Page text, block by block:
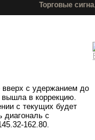
Торговые
вверх с удержанием до
вышла в коррекцию.
с текущих будет
с
162.80.